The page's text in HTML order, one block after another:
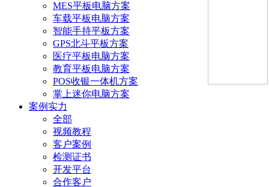
MES平板电脑方案
车载平板电脑方案
智能手持平板方案
GPS北斗平板方案
医疗平板电脑方案
教育平板电脑方案
POS收银一体机方案
掌上迷你电脑方案
案例实力
全部
视频教程
客户案例
检测证书
开发平台
合作客户